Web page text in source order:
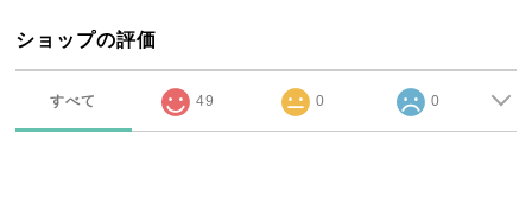
ショップの評価
すべて 49 0 0